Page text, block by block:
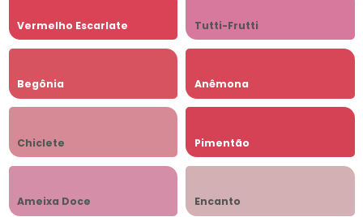
Vermelho Escarlate Tutti-Frutti
Begônia Anêmona
Chiclete Pimentão
Ameixa Doce Encanto